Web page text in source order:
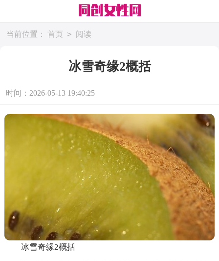
当前位置： 首页 > 阅读
冰雪奇缘2概括
时间：2026-05-13 19:40:25
冰雪奇缘2概括